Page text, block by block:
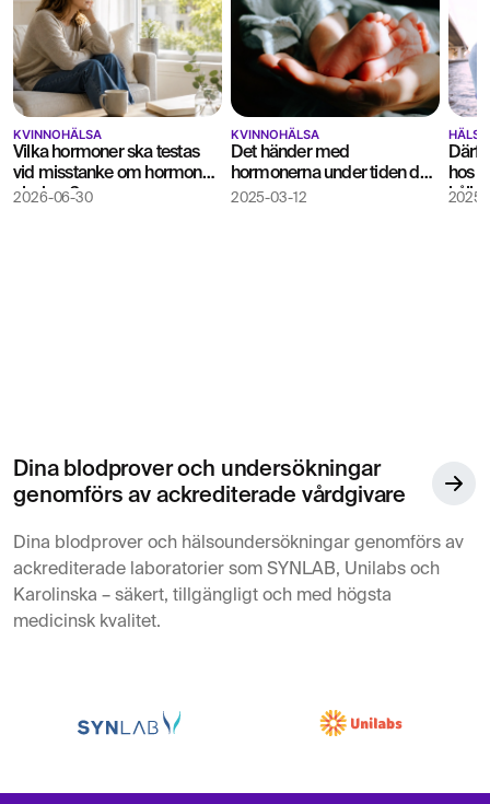
KVINNOHÄLSA
Vilka hormoner ska testas
vid misstanke om hormonell
obalans?
2026-06-30
KVINNOHÄLSA
Det händer med
hormonerna under tiden du
ammar
2025-03-12
hos
2025-
Dina blodprover och undersökningar
genomförs av ackrediterade vårdgivare
Dina blodprover och hälsoundersökningar genomförs av
ackrediterade laboratorier som SYNLAB, Unilabs och
Karolinska – säkert, tillgängligt och med högsta
medicinsk kvalitet.